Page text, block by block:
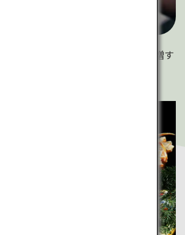
となる歴史、それによって深みを増す
きが過ごせます。